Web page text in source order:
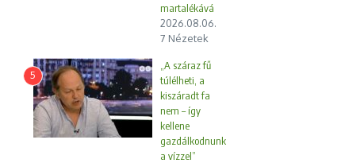
martalékává
2026.08.06.
7 Nézetek
5
„A száraz fű
túlélheti, a
kiszáradt fa
nem – így
kellene
gazdálkodnunk
a vízzel”